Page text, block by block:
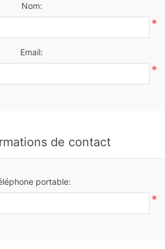
Nom:
*
Email:
*
de contact
portable:
*